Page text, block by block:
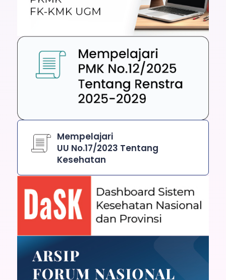
Mempelajari
UU No.17/2023 Tentang
Kesehatan